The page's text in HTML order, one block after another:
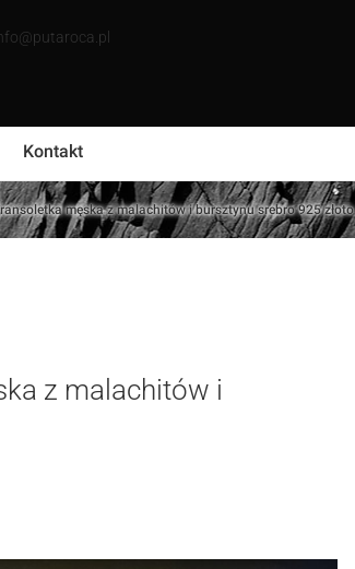
Kontakt
męska z malachitów i bursztynu srebro 925 złoto
z malachitów i